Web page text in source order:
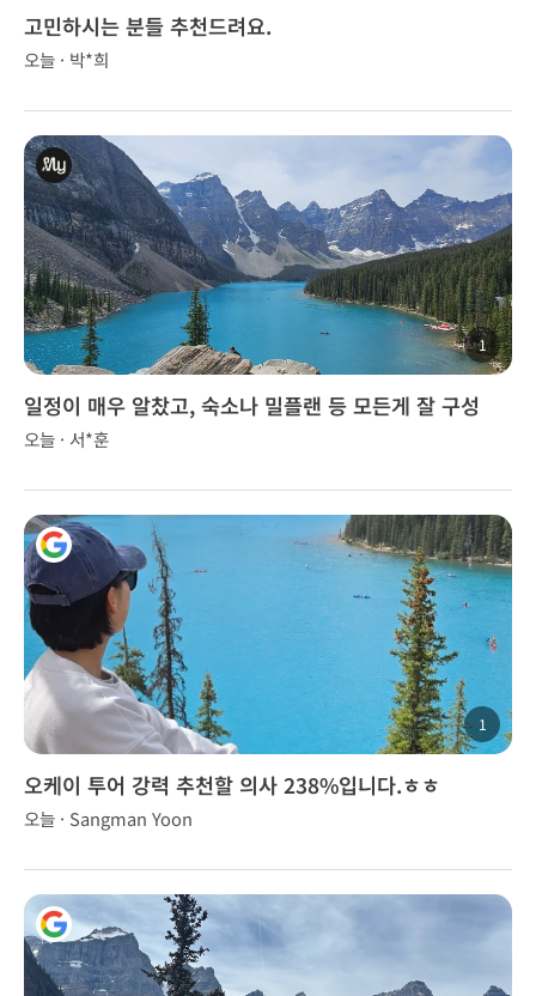
고민하시는 분들 추천드려요.
오늘 · 박*희
1
일정이 매우 알찼고, 숙소나 밀플랜 등 모든게 잘 구성
오늘 · 서*훈
1
오케이 투어 강력 추천할 의사 238%입니다.ㅎㅎ
오늘 · Sangman Yoon